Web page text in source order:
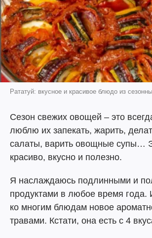
Рататуй: вкусное и красивое блюдо из
Сезон свежих овощей – это
люблю их запекать, жарить,
салаты, варить овощные супы…
красиво, вкусно и полезно.
Я наслаждаюсь подлинными и
продуктами в любое время
ко многим блюдам новое
травами. Кстати, она есть с 4